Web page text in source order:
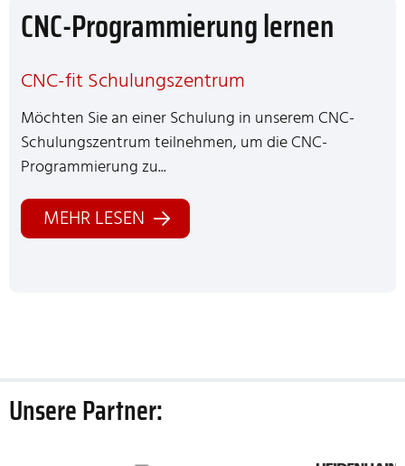
CNC-Programmierung lernen
CNC-fit Schulungszentrum
Möchten Sie an einer Schulung in unserem CNC-
Schulungszentrum teilnehmen, um die CNC-
Programmierung zu...
MEHR LESEN
ZUM THEMA: CNC-PROGRAMMIERUNG
Unsere Partner: